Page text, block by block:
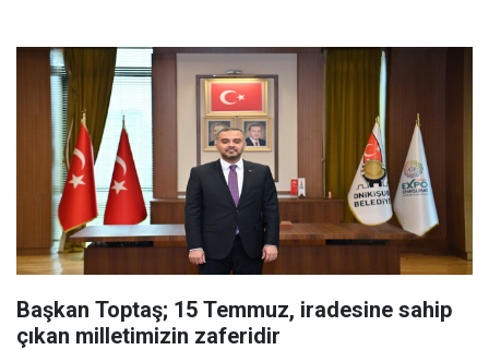
Başkan Toptaş; 15 Temmuz, iradesine sahip
çıkan milletimizin zaferidir